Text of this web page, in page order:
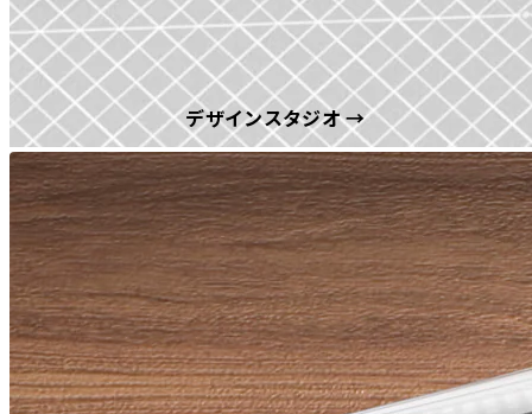
デザインスタジオ →